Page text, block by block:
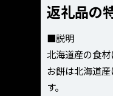
返礼品の
■説明
北海道産の食材
お餅は北海道
す。